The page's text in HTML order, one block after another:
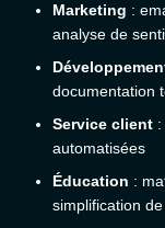
Marketing :
analyse de
documentation
Service client
automatisées
Éducation :
simplification